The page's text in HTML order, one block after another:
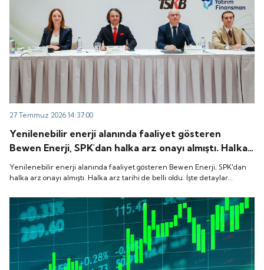
27 Temmuz 2026 14:37:00
Yenilenebilir enerji alanında faaliyet gösteren
Bewen Enerji, SPK'dan halka arz onayı almıştı. Halka
arz tarihi de belli oldu. İşte detaylar...
Yenilenebilir enerji alanında faaliyet gösteren Bewen Enerji, SPK'dan
halka arz onayı almıştı. Halka arz tarihi de belli oldu. İşte detaylar...